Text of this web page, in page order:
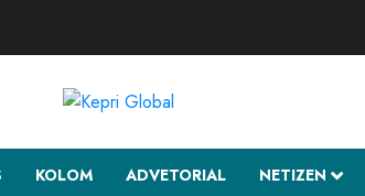
KOLOM ADVETORIAL NETIZEN